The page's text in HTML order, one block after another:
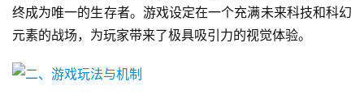
终成为唯一的生存者。游戏设定在一个充满未来科技和科幻
元素的战场，为玩家带来了极具吸引力的视觉体验。